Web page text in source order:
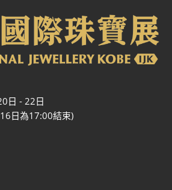
日 - 22日
日為17:00結束)